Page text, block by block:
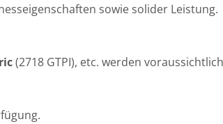
sowie solider Leistung.
(2718 GTPI), etc. werden